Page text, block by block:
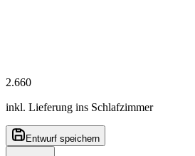
2.660
inkl. Lieferung ins Schlafzimmer
Entwurf speichern